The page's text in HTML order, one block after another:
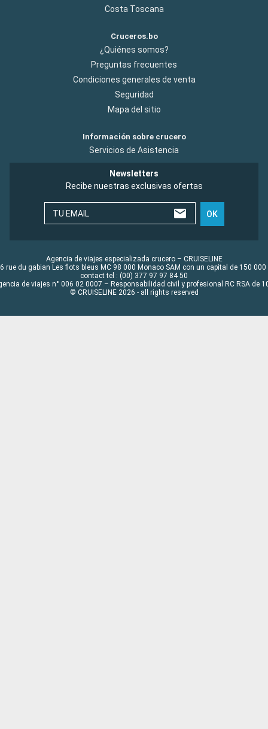
Costa Toscana
Cruceros.bo
¿Quiénes somos?
Preguntas frecuentes
Condiciones generales de venta
Seguridad
Mapa del sitio
Información sobre crucero
Servicios de Asistencia
Newsletters
Recibe nuestras exclusivas ofertas
TU EMAIL OK
Agencia de viajes especializada crucero – CRUISELINE
rue du gabian Les flots bleus MC 98 000 Monaco SAM con un capital de 150 000
contact tel : (00) 377 97 97 84 50
de viajes n° 006 02 0007 – Responsabilidad civil y profesional RC RSA de
© CRUISELINE 2026 - all rights reserved